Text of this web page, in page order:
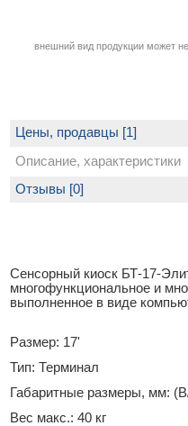
внешний вид продукции может
Цены, продавцы [1]
Описание, характеристики
Сенсорный киоск БТ-17-
многофункциональное и
выполненное в виде
Размер: 17'
Тип: Терминал
Габаритные размеры, мм:
Вес макс.: 40 кг
Отзывы [0]